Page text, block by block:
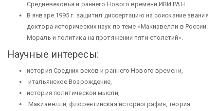
Средневековья и раннего Нового времени ИВИ РАН.
В январе 1995 г. защитил диссертацию на соискание звания
доктора исторических наук по теме «Макиавелли в России.
Мораль и политика на протяжении пяти столетий».
Научные интересы:
история Средних веков и раннего Нового времени,
итальянское Возрождение,
история политической мысли,
Макиавелли, флорентийская историография, теория